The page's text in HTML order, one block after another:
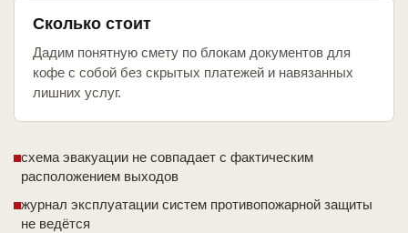
Сколько стоит
Дадим понятную смету по блокам документов для
кофе с собой без скрытых платежей и навязанных
лишних услуг.
схема эвакуации не совпадает с фактическим
расположением выходов
журнал эксплуатации систем противопожарной защиты
не ведётся